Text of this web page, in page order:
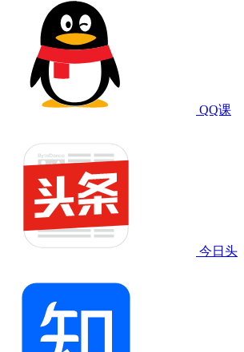
QQ课
今日头